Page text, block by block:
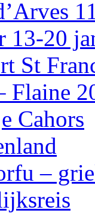
13-20
St
Flaine
Cahors
–